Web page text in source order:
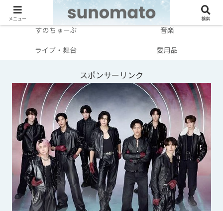
メンバー別
テレビ・映画
すのちゅーぶ
音楽
ライブ・舞台
愛用品
スポンサーリンク
メニュー 検索